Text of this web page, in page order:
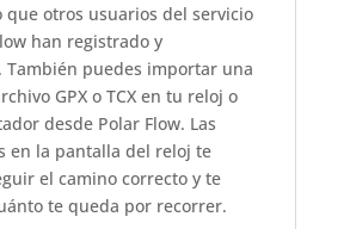
que otros usuarios del servicio
han registrado y
También puedes importar una
GPX o TCX en tu reloj o
desde Polar Flow. Las
en la pantalla del reloj te
el camino correcto y te
te queda por recorrer.